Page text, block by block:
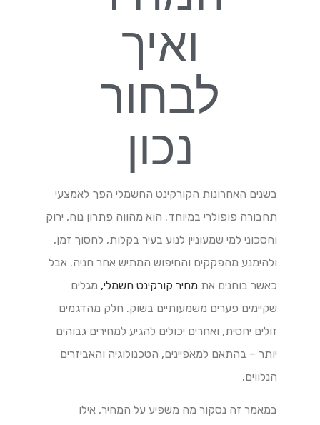
ואיך
לבחור
נכון
בשנים האחרונות הקורקינט החשמלי הפך לאמצעי
תחבורה פופולרי במיוחד. הוא מהווה פתרון נוח, ירוק
וחסכוני למי שמעוניין לנוע בעיר בקלות, לחסוך זמן,
ולהימנע מהפקקים והחיפוש המתיש אחר חניה. אבל
כאשר בוחנים את מחיר קורקינט חשמלי, מגלים
שקיימים פערים משמעותיים בשוק. חלק מהדגמים
זולים יחסית, ואחרים יכולים להגיע למחירים גבוהים
יותר – בהתאם למאפיינים, הטכנולוגיה והאביזרים
הנלווים.
במאמר זה נסקור מה משפיע על המחיר, אילו